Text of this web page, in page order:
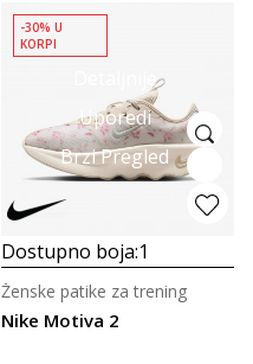
Detaljnije
Uporedi
Brzi Pregled
-30% U
KORPI
Dostupno boja:1
Nike Motiva 2
Ženske patike za trening